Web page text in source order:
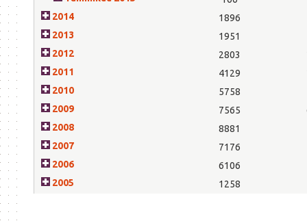
2014
1896
2013
1951
2012
2803
2011
4129
2010
5758
2009
7565
2008
8881
2007
7176
2006
6106
2005
1258